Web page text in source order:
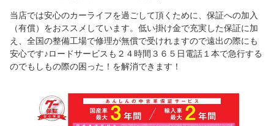
当店では安心のカーライフを過ごして頂くために、保証への加入
（有償）をおススメしています。低い掛け金で充実した保証に加
え、全国の整備工場で修理が無償で受けれますので遠出の際にも
安心です♪ロードサービスも２４時間３６５日電話１本で急行する
のでもしもの際の困った！を解消できます！